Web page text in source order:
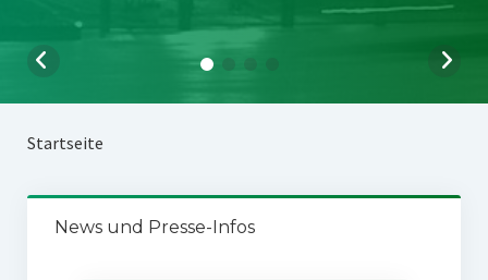
Startseite
News und Presse-Infos